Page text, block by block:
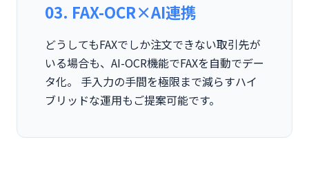
03. FAX-OCR×AI連携
どうしてもFAXでしか注文できない取引先が
いる場合も、AI-OCR機能でFAXを自動でデー
タ化。 手入力の手間を極限まで減らすハイ
ブリッドな運用もご提案可能です。